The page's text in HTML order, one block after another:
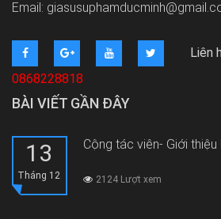
Email:
Liên
0868228818
BÀI VIẾT GẦN ĐÂY
13
Tháng 12
Cộng tác viên- Giới thiệu
2124 Lượt xem